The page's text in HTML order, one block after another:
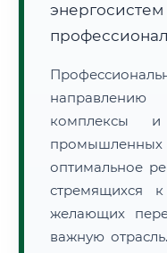
направлению
комплексы
оптимальное
стремящихся
желающих
важную